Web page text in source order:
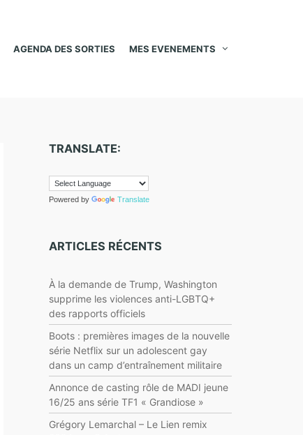
AGENDA DES SORTIES MES EVENEMENTS
TRANSLATE:
Powered by Translate
ARTICLES RÉCENTS
À la demande de Trump, Washington
supprime les violences anti-LGBTQ+
des rapports officiels
Boots : premières images de la nouvelle
série Netflix sur un adolescent gay
dans un camp d’entraînement militaire
Annonce de casting rôle de MADI jeune
16/25 ans série TF1 « Grandiose »
Grégory Lemarchal – Le Lien remix